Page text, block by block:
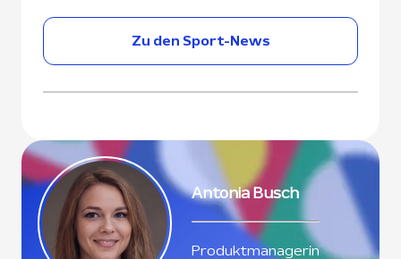
Zu den Sport-News
Antonia Busch
Produktmanagerin